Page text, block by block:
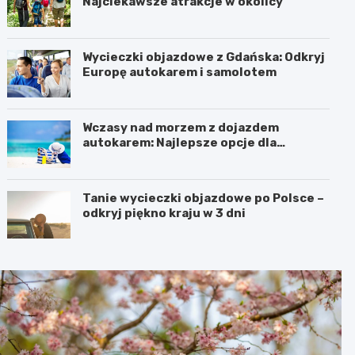
Wycieczki objazdowe z Gdańska: Odkryj
Europę autokarem i samolotem
Wczasy nad morzem z dojazdem
autokarem: Najlepsze opcje dla
Tanie wycieczki objazdowe po Polsce –
odkryj piękno kraju w 3 dni